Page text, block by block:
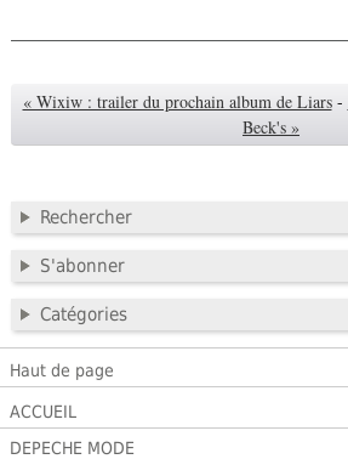
« Wixiw : trailer du prochain album de Liars -
Beck's »
Rechercher
S'abonner
Catégories
Haut de page
ACCUEIL
DEPECHE MODE